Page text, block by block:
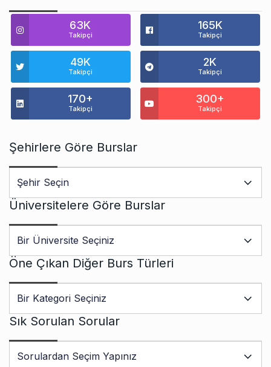
63K
Takipçi
165K
Takipçi
49K
Takipçi
2K
Takipçi
170+
Takipçi
300+
Takipçi
Şehirlere Göre Burslar
Üniversitelere Göre Burslar
Öne Çıkan Diğer Burs Türleri
Sık Sorulan Sorular